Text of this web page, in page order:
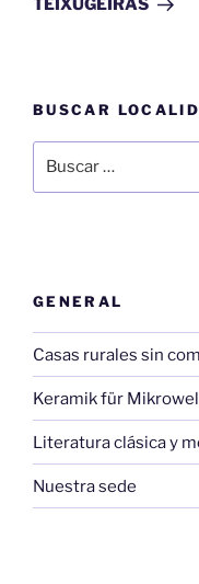
TEIXUGEIRAS
BUSCAR
por:
GENERAL
Casas rurales sin
Keramik für
Literatura clásica y
Nuestra sede